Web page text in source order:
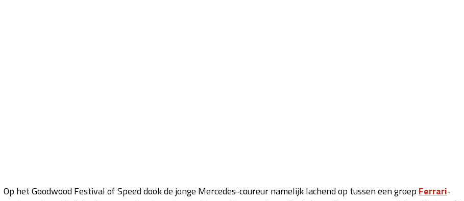
Op het Goodwood Festival of Speed dook de jonge Mercedes-coureur namelijk lachend op tussen een groep Ferrari-